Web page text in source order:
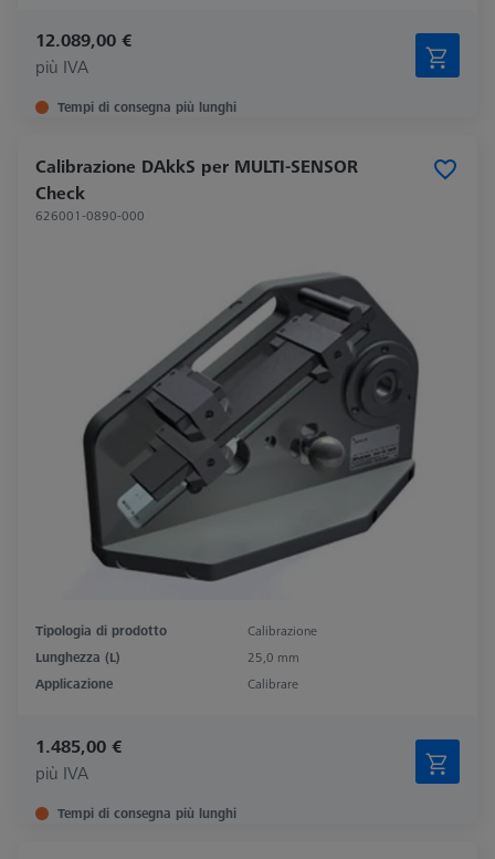
12.089,00 €
più IVA
Tempi di consegna più lunghi
Calibrazione DAkkS per MULTI-SENSOR
Check
626001-0890-000
Tipologia di prodotto
Calibrazione
Lunghezza (L)
25,0 mm
Applicazione
Calibrare
1.485,00 €
più IVA
Tempi di consegna più lunghi